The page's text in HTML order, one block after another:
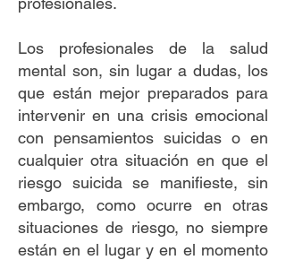
Los profesionales de la salud
mental son, sin lugar a dudas, los
que están mejor preparados para
intervenir en una crisis emocional
con pensamientos suicidas o en
cualquier otra situación en que el
riesgo suicida se manifieste, sin
embargo, como ocurre en otras
situaciones de riesgo, no siempre
están en el lugar y en el momento